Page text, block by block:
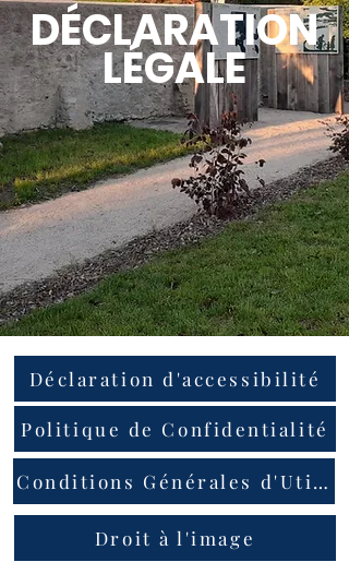
DÉCLARATION
LÉGALE
Déclaration d'accessibilité
Politique de Confidentialité
Conditions Générales d'Utilisation
Droit à l'image